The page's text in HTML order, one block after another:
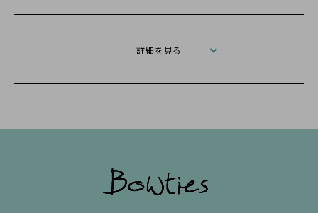
詳細を見る